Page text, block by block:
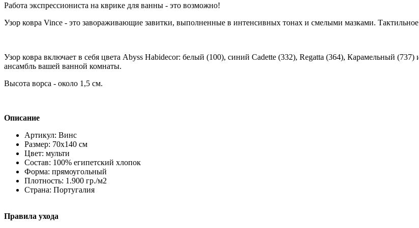
Работа экспрессиониста на кврике для ванны - это возможно!
Узор ковра Vince - это завораживающие завитки, выполненные в интенсивных тонах и смелыми мазками. Тактильное
Узор ковра включает в себя цвета Abyss Habidecor: белый (100), синий Cadette (332), Regatta (364), Карамельный
ансамбль вашей ванной комнаты.
Высота ворса - около 1,5 см.
Описание
Артикул: Винс
Размер: 70х140 см
Цвет: мульти
Состав: 100% египетский хлопок
Форма: прямоугольный
Плотность: 1.900 гр./м2
Страна: Португалия
Правила ухода